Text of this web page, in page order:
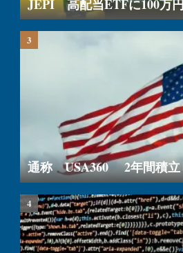
JEPI 高配当ETFに100万
通称 USA360 2年間積立